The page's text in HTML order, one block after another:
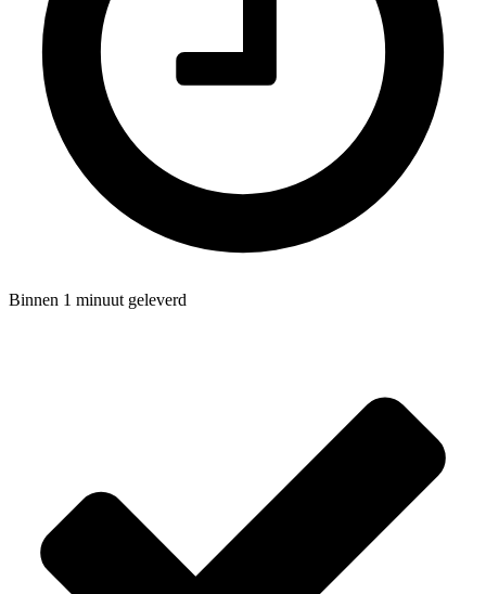
Binnen 1 minuut geleverd